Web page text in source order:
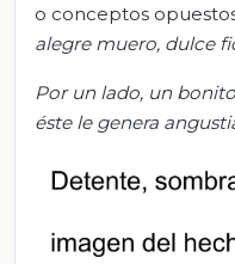
o conceptos
alegre muero, dulce
Por un lado, un
éste le genera